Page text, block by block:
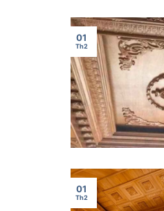
01
Th2
01
Th2